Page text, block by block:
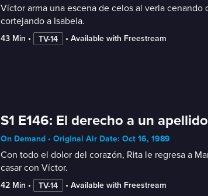
Víctor arma una escena de celos al verla
cortejando a Isabela.
43 Min • TV-14 • Available with Freestream
S1 E146: El derecho a un apellido
On Demand • Original Air Date: Oct 16, 1989
Con todo el dolor del corazón, Rita le regresa a
casar con Víctor.
42 Min • TV-14 • Available with Freestream